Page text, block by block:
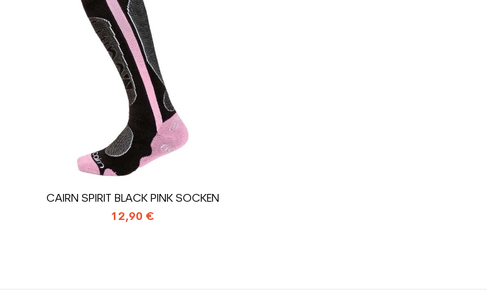
Schwarz
1.31
Skischuhe benutzte Frauenfreizeit
CAIRN SPIRIT BLACK PINK SOCKEN
12,90 €